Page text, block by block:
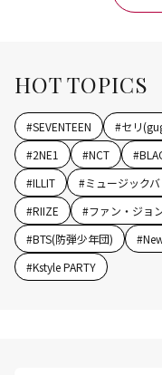
HOT TOPICS
#SEVENTEEN #セリ
#2NE1 #NCT #
#ILLIT #ミュージック
#RIIZE #ファン・ジョ
#BTS(防弾少年団) #
#Kstyle PARTY